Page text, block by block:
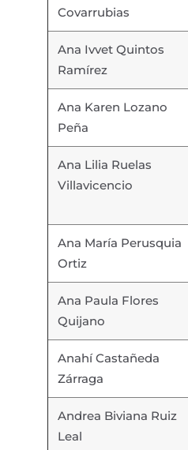
Covarrubias
Ana Ivvet Quintos
Ramírez
Ana Karen Lozano
Peña
Ana Lilia Ruelas
Villavicencio
Ana María Perusquia
Ortiz
Ana Paula Flores
Quijano
Anahí Castañeda
Zárraga
Andrea Biviana Ruiz
Leal